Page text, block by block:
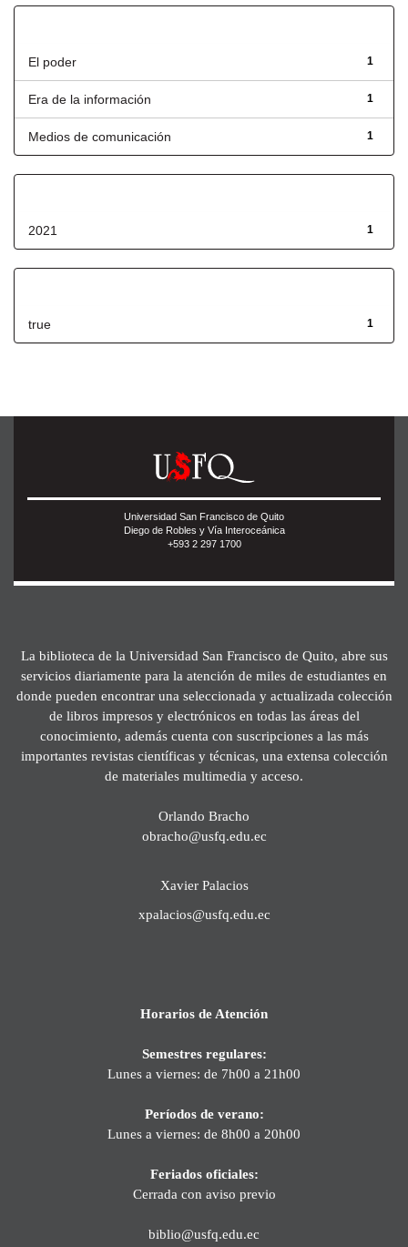
1
El poder
1
Era de la información
1
Medios de comunicación
1
2021
1
true
Universidad San Francisco de Quito
Diego de Robles y Vía Interoceánica
+593 2 297 1700
La biblioteca de la Universidad San Francisco de Quito, abre sus
servicios diariamente para la atención de miles de estudiantes en
donde pueden encontrar una seleccionada y actualizada colección
de libros impresos y electrónicos en todas las áreas del
conocimiento, además cuenta con suscripciones a las más
importantes revistas científicas y técnicas, una extensa colección
de materiales multimedia y acceso.
Orlando Bracho
obracho@usfq.edu.ec
Xavier Palacios
xpalacios@usfq.edu.ec
Horarios de Atención
Semestres regulares:
Lunes a viernes: de 7h00 a 21h00
Períodos de verano:
Lunes a viernes: de 8h00 a 20h00
Feriados oficiales:
Cerrada con aviso previo
biblio@usfq.edu.ec